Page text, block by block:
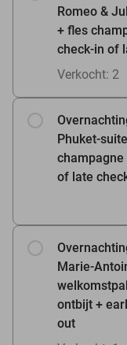
Romeo &
+ fles
check-in of
Verkocht: 2
Phuket-
champagne
of late
Marie-
ontbijt +
out